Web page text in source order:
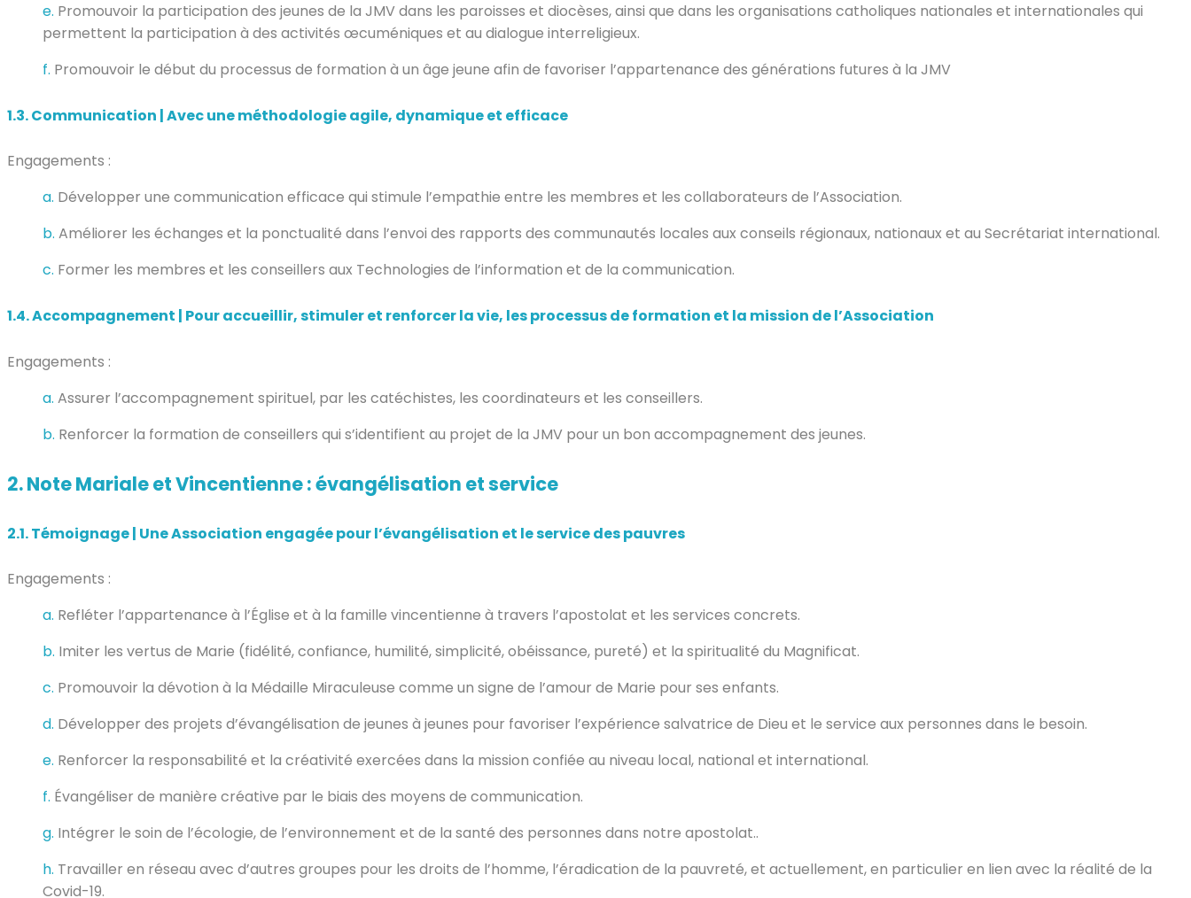
e. Promouvoir la participation des jeunes de la JMV dans les paroisses et diocèses, ainsi que dans les organisations catholiques nationales et internationales qui
permettent la participation à des activités œcuméniques et au dialogue interreligieux.
f. Promouvoir le début du processus de formation à un âge jeune afin de favoriser l’appartenance des générations futures à la JMV
1.3.Communication | Avec une méthodologie agile, dynamique et efficace
Engagements :
a. Développer une communication efficace qui stimule l’empathie entre les membres et les collaborateurs de l’Association.
b. Améliorer les échanges et la ponctualité dans l’envoi des rapports des communautés locales aux conseils régionaux, nationaux et au Secrétariat international.
c. Former les membres et les conseillers aux Technologies de l’information et de la communication.
1.4.Accompagnement | Pour accueillir, stimuler et renforcer la vie, les processus de formation et la mission de l’Association
Engagements :
a. Assurer l’accompagnement spirituel, par les catéchistes, les coordinateurs et les conseillers.
b. Renforcer la formation de conseillers qui s’identifient au projet de la JMV pour un bon accompagnement des jeunes.
2. Note Mariale et Vincentienne : évangélisation et service
2.1.Témoignage | Une Association engagée pour l’évangélisation et le service des pauvres
Engagements :
a. Refléter l’appartenance à l’Église et à la famille vincentienne à travers l’apostolat et les services concrets.
b. Imiter les vertus de Marie (fidélité, confiance, humilité, simplicité, obéissance, pureté) et la spiritualité du Magnificat.
c. Promouvoir la dévotion à la Médaille Miraculeuse comme un signe de l’amour de Marie pour ses enfants.
d. Développer des projets d’évangélisation de jeunes à jeunes pour favoriser l’expérience salvatrice de Dieu et le service aux personnes dans le besoin.
e. Renforcer la responsabilité et la créativité exercées dans la mission confiée au niveau local, national et international.
f. Évangéliser de manière créative par le biais des moyens de communication.
g. Intégrer le soin de l’écologie, de l’environnement et de la santé des personnes dans notre apostolat..
h. Travailler en réseau avec d’autres groupes pour les droits de l’homme, l’éradication de la pauvreté, et actuellement, en particulier en lien avec la réalité de la
Covid-19.